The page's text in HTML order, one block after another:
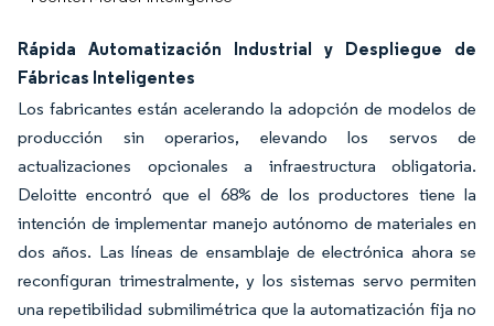
Rápida Automatización Industrial y Despliegue de
Fábricas Inteligentes
Los fabricantes están acelerando la adopción de modelos de
producción sin operarios, elevando los servos de
actualizaciones opcionales a infraestructura obligatoria.
Deloitte encontró que el 68% de los productores tiene la
intención de implementar manejo autónomo de materiales en
dos años. Las líneas de ensamblaje de electrónica ahora se
reconfiguran trimestralmente, y los sistemas servo permiten
una repetibilidad submilimétrica que la automatización fija no